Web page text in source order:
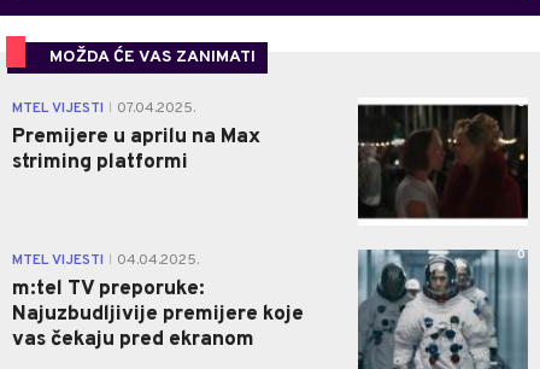
MOŽDA ĆE VAS ZANIMATI
MTEL VIJESTI 07.04.2025.
Premijere u aprilu na Max
striming platformi
0
MTEL VIJESTI 04.04.2025.
m:tel TV preporuke:
Najuzbudljivije premijere koje
vas čekaju pred ekranom
0